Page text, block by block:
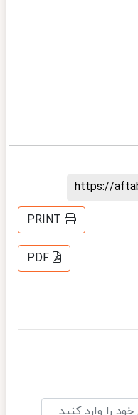
https://
PRINT
PDF